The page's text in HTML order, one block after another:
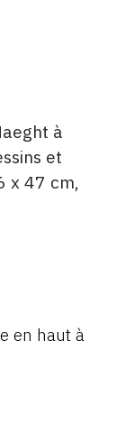
à
et
x 47 cm,
en haut à